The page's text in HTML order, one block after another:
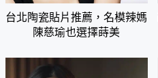
台北陶瓷貼片推薦，名模辣媽
陳慈瑜也選擇蒔美